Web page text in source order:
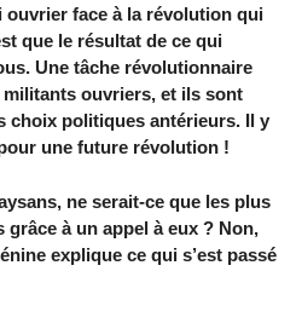
face à la révolution qui
que le résultat de ce qui
Une tâche révolutionnaire
militants ouvriers, et ils sont
choix politiques antérieurs. Il y
une future révolution !
ne serait-ce que les plus
à un appel à eux ? Non,
explique ce qui s’est passé